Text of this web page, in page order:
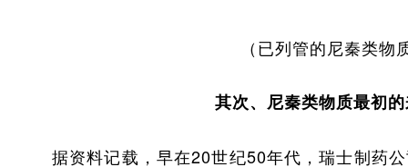
（已列管的尼秦类物
其次、尼秦类物质最初
据资料记载，早在20世纪50年代，瑞士制药